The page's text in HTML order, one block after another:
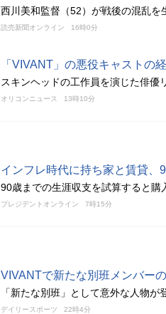
西川美和監督（52）が戦後の混乱
読売新聞オンライン 16時0分
「VIVANT」の悪役キャストの
スキンヘッドの工作員を演じた俳優
オリコンニュース 13時10分
インフレ時代に持ち家と賃貸、
90歳までの生涯収支を試算すると購
プレジデントオンライン 7時15分
VIVANTで新たな別班メンバー
「新たな別班」として意外な人物
デイリースポーツ 22時4分